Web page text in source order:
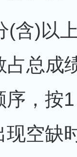
(含)以
占总成
序，按
空缺